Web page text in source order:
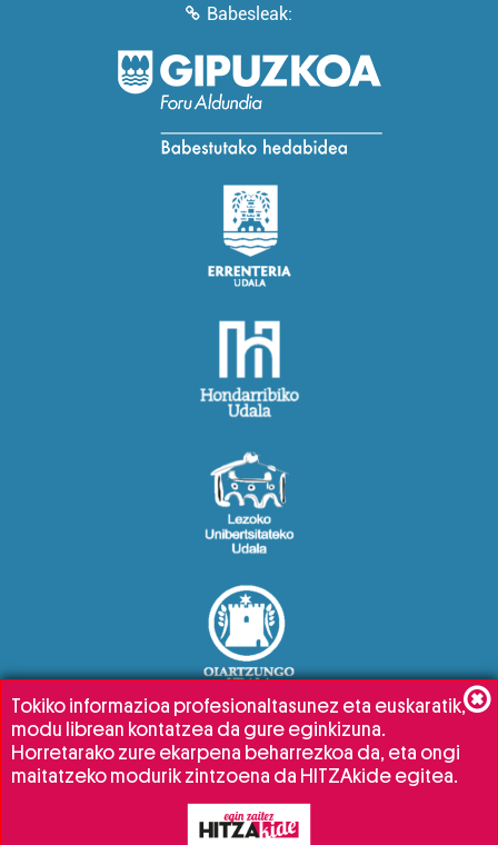
Babesleak:
Tokiko informazioa profesionaltasunez eta euskaratik,
modu librean kontatzea da gure eginkizuna.
Horretarako zure ekarpena beharrezkoa da, eta ongi
maitatzeko modurik zintzoena da HITZAkide egitea.